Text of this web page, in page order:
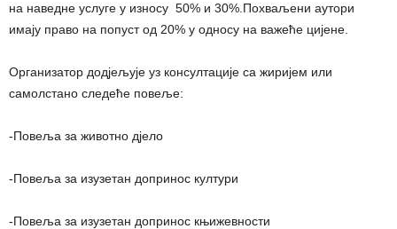
на наведне услуге у износу 50% и 30%.Похваљени аутори
имају право на попуст од 20% у односу на важеће цијене.
Организатор додјељује уз консултације са жиријем или
самолстано следеће повеље:
-Повеља за животно дјело
-Повеља за изузетан допринос култури
-Повеља за изузетан допринос књижевности